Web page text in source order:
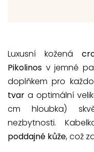
Luxusní kožená
Pikolinos v jemné
doplňkem pro
tvar a optimální
cm hloubka)
nezbytnosti.
poddajné kůže, což